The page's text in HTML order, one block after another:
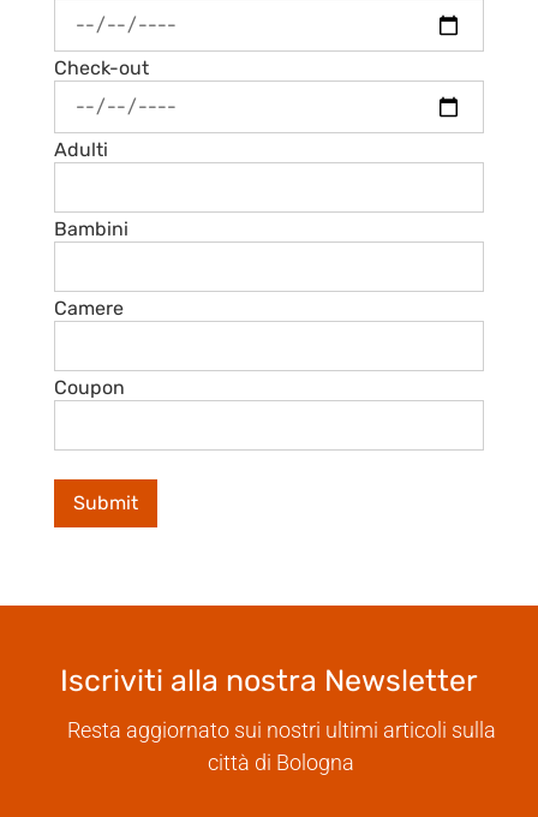
Check-out
Adulti
Bambini
Camere
Coupon
Iscriviti alla nostra Newsletter
Resta aggiornato sui nostri ultimi articoli sulla
città di Bologna